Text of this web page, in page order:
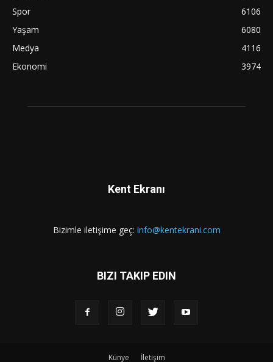
Spor
6106
Yaşam
6080
Medya
4116
Ekonomi
3974
Kent Ekranı
Bizimle iletişime geç: info@kentekrani.com
BIZI TAKIP EDIN
Künye İletişim